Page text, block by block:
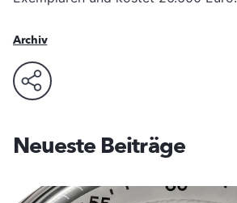
Archiv
Neueste Beiträge